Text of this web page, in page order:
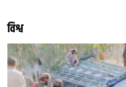
विश्व